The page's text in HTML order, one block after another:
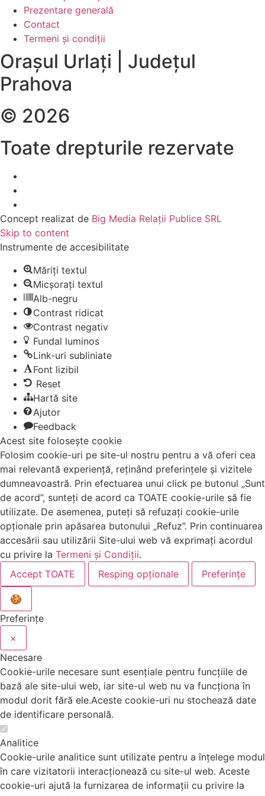
Prezentare generală
Contact
Termeni și condiții
Orașul Urlați | Județul
Prahova
© 2026
Toate drepturile rezervate
Concept realizat de Big Media Relații Publice SRL
Skip to content
Instrumente de accesibilitate
Măriți textul
Micșorați textul
Alb-negru
Contrast ridicat
Contrast negativ
Fundal luminos
Link-uri subliniate
Font lizibil
Reset
Hartă site
Ajutor
Feedback
Acest site folosește cookie
Folosim cookie-uri pe site-ul nostru pentru a vă oferi cea
mai relevantă experiență, reținând preferințele și vizitele
dumneavoastră. Prin efectuarea unui click pe butonul „Sunt
de acord”, sunteți de acord ca TOATE cookie-urile să fie
utilizate. De asemenea, puteți să refuzați cookie-urile
opționale prin apăsarea butonului „Refuz”. Prin continuarea
accesării sau utilizării Site-ului web vă exprimați acordul
cu privire la Termeni și Condiții.
Accept TOATE
Resping opționale Preferințe
🍪
Preferințe
×
Necesare
Cookie-urile necesare sunt esențiale pentru funcțiile de
bază ale site-ului web, iar site-ul web nu va funcționa în
modul dorit fără ele.Aceste cookie-uri nu stochează date
de identificare personală.
Analitice
Cookie-urile analitice sunt utilizate pentru a înțelege modul
în care vizitatorii interacționează cu site-ul web. Aceste
cookie-uri ajută la furnizarea de informații cu privire la